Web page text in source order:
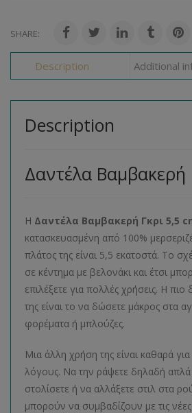
SHARE:
Description Additional
Description
Δαντέλα Βαμβακερή
Η Δαντέλα Βαμβακερή Γκρι 5,5
κατασκευασμένη από 100%
πλάτος της είναι 5,5 εκατοστά. Το
σε κέντημα με βελονάκι και έτσι
επιλέξετε για πολλές χρήσεις. Η
της είναι το να δώσετε μάκρος στα
φορέματα ή μπλούζες.
Μια άλλη χρήση της είναι καθαρά για
λόγους. Να την ράψετε δηλαδή απλά
στολίσετε ή να αλλάξετε στιλ στα
μπορούν να συμβαδίζουν με τις νέες